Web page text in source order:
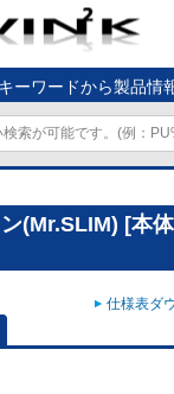
キーワードから製品情
(Mr.SLIM) [本
仕様表ダ